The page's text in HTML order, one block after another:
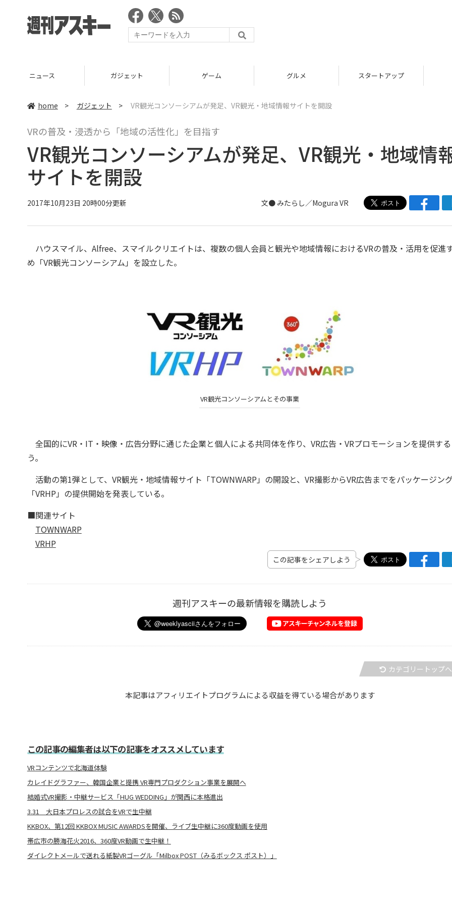
ニュース ガジェット ゲーム グルメ スタートアップ
home > ガジェット > VR観光コンソーシアムが発足、VR観光・地域情報サイトを開設
VRの普及・浸透から「地域の活性化」を目指す
VR観光コンソーシアムが発足、VR観光・地域情
サイトを開設
2017年10月23日 20時00分更新 文● みたらし／Mogura VR
ハウスマイル、Alfree、スマイルクリエイトは、複数の個人会員と観光や地域情報におけるVRの普及・活用を促進
め「VR観光コンソーシアム」を設立した。
VR観光コンソーシアムとその事業
全国的にVR・IT・映像・広告分野に通じた企業と個人による共同体を作り、VR広告・VRプロモーションを提供す
う。
活動の第1弾として、VR観光・地域情報サイト「TOWNWARP」の開設と、VR撮影からVR広告までをパッケージン
「VRHP」の提供開始を発表している。
■関連サイト
TOWNWARP
VRHP
この記事をシェアしよう
週刊アスキーの最新情報を購読しよう
カテゴリートップへ
本記事はアフィリエイトプログラムによる収益を得ている場合があります
この記事の編集者は以下の記事をオススメしています
VRコンテンツで北海道体験
カレイドグラファー、韓国企業と提携 VR専門プロダクション事業を展開へ
結婚式VR撮影・中継サービス「HUG WEDDING」が関西に本格進出
3.31 大日本プロレスの試合をVRで生中継
KKBOX、第12回 KKBOX MUSIC AWARDSを開催、ライブ生中継に360度動画を使用
帯広市の勝海花火2016、360度VR動画で生中継！
ダイレクトメールで送れる紙製VRゴーグル「Milbox POST（みるボックス ポスト）」